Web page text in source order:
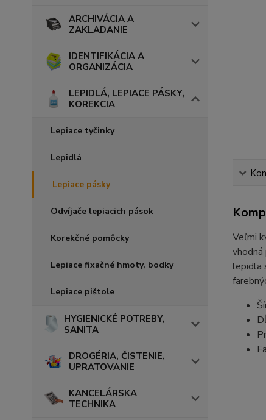
ARCHIVÁCIA A
ZAKLADANIE
IDENTIFIKÁCIA A
ORGANIZÁCIA
LEPIDLÁ, LEPIACE PÁSKY,
KOREKCIA
Lepiace tyčinky
Lepidlá
Lepiace pásky
Odvíjače lepiacich pások
Korekčné pomôcky
Lepiace fixačné hmoty, bodky
Lepiace pištole
HYGIENICKÉ POTREBY,
SANITA
DROGÉRIA, ČISTENIE,
UPRATOVANIE
KANCELÁRSKA
TECHNIKA
Veľmi
lepidla